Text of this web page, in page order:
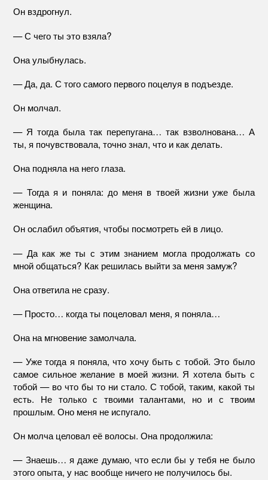
Он вздрогнул.
— С чего ты это взяла?
Она улыбнулась.
— Да, да. С того самого первого поцелуя в подъезде.
Он молчал.
— Я тогда была так перепугана… так взволнована… А
ты, я почувствовала, точно знал, что и как делать.
Она подняла на него глаза.
— Тогда я и поняла: до меня в твоей жизни уже была
женщина.
Он ослабил объятия, чтобы посмотреть ей в лицо.
— Да как же ты с этим знанием могла продолжать со
мной общаться? Как решилась выйти за меня замуж?
Она ответила не сразу.
— Просто… когда ты поцеловал меня, я поняла…
Она на мгновение замолчала.
— Уже тогда я поняла, что хочу быть с тобой. Это было
самое сильное желание в моей жизни. Я хотела быть с
тобой — во что бы то ни стало. С тобой, таким, какой ты
есть. Не только с твоими талантами, но и с твоим
прошлым. Оно меня не испугало.
Он молча целовал её волосы. Она продолжила:
— Знаешь… я даже думаю, что если бы у тебя не было
этого опыта, у нас вообще ничего не получилось бы.